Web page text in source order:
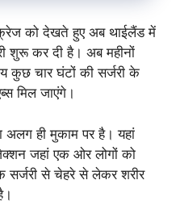
को देखते हुए अब थाईलैंड में
शुरू कर दी है। अब महीनों
कुछ चार घंटों की सर्जरी के
मिल जाएंगे।
अलग ही मुकाम पर है। यहां
जहां एक ओर लोगों को
सर्जरी से चेहरे से लेकर शरीर